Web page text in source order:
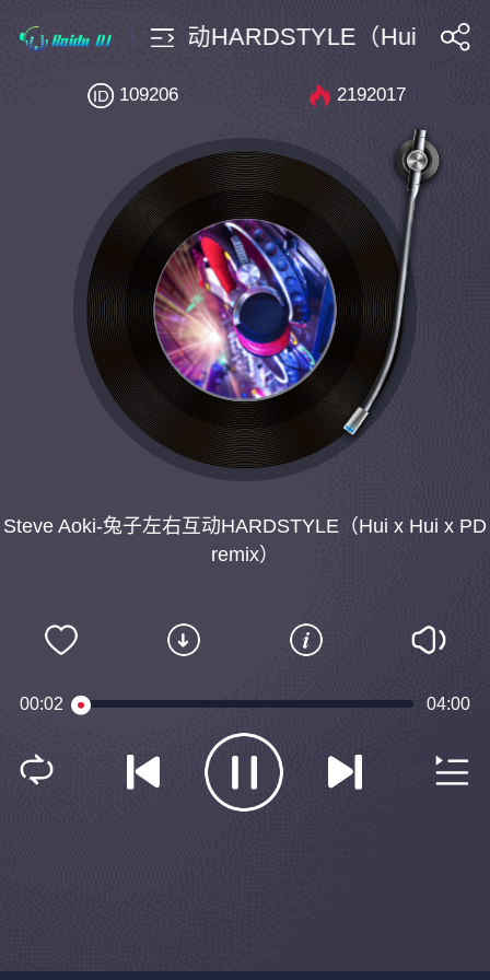
Aoki-兔子左右互动HARDSTYLE（Hui x Hui
Steve Aoki-兔子左右互动HARDSTYLE（Hui x Hui x PD
remix）
109206 2192017
00:03 04:00